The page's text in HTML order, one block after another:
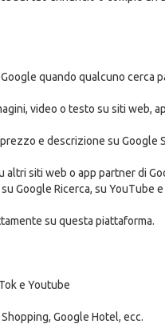
quando qualcuno cerca
video o testo su siti web,
e descrizione su Google
siti web o app partner di
Google Ricerca, su YouTube
su questa piattaforma.
e Youtube
Google Hotel, ecc.